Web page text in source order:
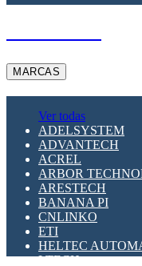
MARCAS
Ver todas
ADELSYSTEM
ADVANTECH
ACREL
ARBOR
ARESTECH
BANANA PI
CNLINKO
ETI
HELTEC
LTECH